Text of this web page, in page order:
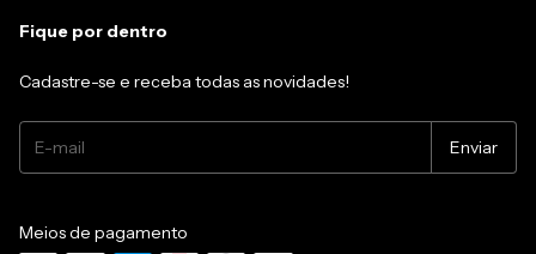
Fique por dentro
Cadastre-se e receba todas as novidades!
Meios de pagamento